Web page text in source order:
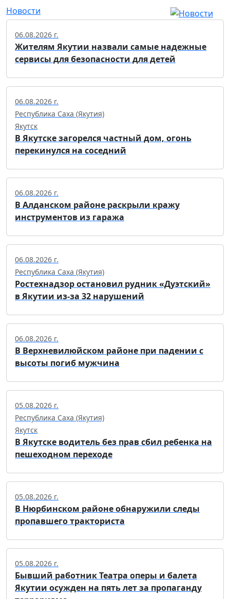
Новости
06.08.2026 г.
Жителям Якутии назвали самые надежные
сервисы для безопасности для детей
06.08.2026 г.
Республика Саха (Якутия)
Якутск
В Якутске загорелся частный дом, огонь
перекинулся на соседний
06.08.2026 г.
В Алданском районе раскрыли кражу
инструментов из гаража
06.08.2026 г.
Республика Саха (Якутия)
Ростехнадзор остановил рудник «Дуэтский»
в Якутии из-за 32 нарушений
06.08.2026 г.
В Верхневилюйском районе при падении с
высоты погиб мужчина
05.08.2026 г.
Республика Саха (Якутия)
Якутск
В Якутске водитель без прав сбил ребенка на
пешеходном переходе
05.08.2026 г.
В Нюрбинском районе обнаружили следы
пропавшего тракториста
05.08.2026 г.
Бывший работник Театра оперы и балета
Якутии осужден на пять лет за пропаганду